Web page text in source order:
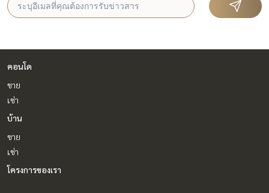
คอนโด
ขาย
เช่า
บ้าน
ขาย
เช่า
โครงการของเรา